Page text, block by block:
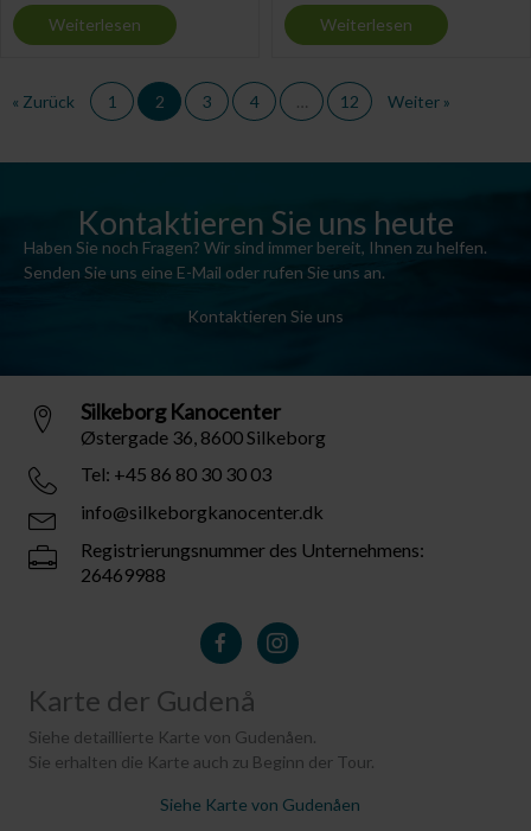
Weiterlesen Weiterlesen
« Zurück 1 2 3 4 … 12 Weiter »
Kontaktieren Sie uns heute
Haben Sie noch Fragen? Wir sind immer bereit, Ihnen zu helfen.
Senden Sie uns eine E-Mail oder rufen Sie uns an.
Kontaktieren Sie uns
Silkeborg Kanocenter
Østergade 36, 8600 Silkeborg
Tel: +45 86 80 30 30 03
info@silkeborgkanocenter.dk
Registrierungsnummer des Unternehmens:
26469988
Karte der Gudenå
Siehe detaillierte Karte von Gudenåen.
Sie erhalten die Karte auch zu Beginn der Tour.
Siehe Karte von Gudenåen